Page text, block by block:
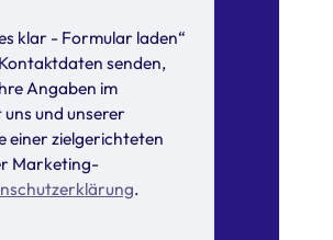
klar - Formular laden“
senden,
Angaben im
und unserer
einer zielgerichteten
Marketing-
.